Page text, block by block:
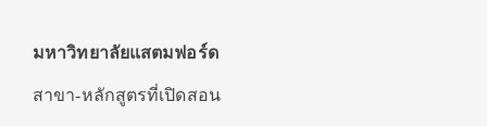
มหาวิทยาลัยแสตมฟอร์ด
สาขา-หลักสูตรที่เปิดสอน